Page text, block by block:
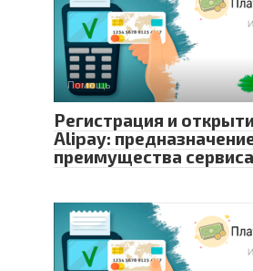
Помощь
Регистрация и
Alipay:
преимущества сервиса